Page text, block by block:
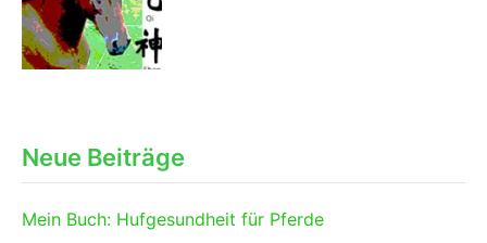
Neue Beiträge
Mein Buch: Hufgesundheit für Pferde